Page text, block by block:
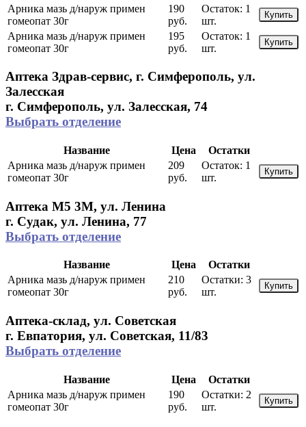
Арника мазь д/наруж примен
гомеопат 30г
190
руб.
Остаток: 1
шт.
Купить
Арника мазь д/наруж примен
гомеопат 30г
195
руб.
Остаток: 1
шт.
Купить
Аптека Здрав-сервис, г. Симферополь, ул.
Залесская
г. Симферополь, ул. Залесская, 74
Выбрать отделение
Название Цена
Остатки
Арника мазь д/наруж примен
гомеопат 30г
209
руб.
Остаток: 1
шт.
Купить
Аптека М5 3М, ул. Ленина
г. Судак, ул. Ленина, 77
Выбрать отделение
Название Цена
Остатки
Арника мазь д/наруж примен
гомеопат 30г
210
руб.
Остатки: 3
шт.
Купить
Аптека-склад, ул. Советская
г. Евпатория, ул. Советская, 11/83
Выбрать отделение
Название Цена
Остатки
Арника мазь д/наруж примен
гомеопат 30г
190
руб.
Остатки: 2
шт.
Купить